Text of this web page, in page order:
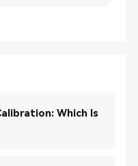
Which Is